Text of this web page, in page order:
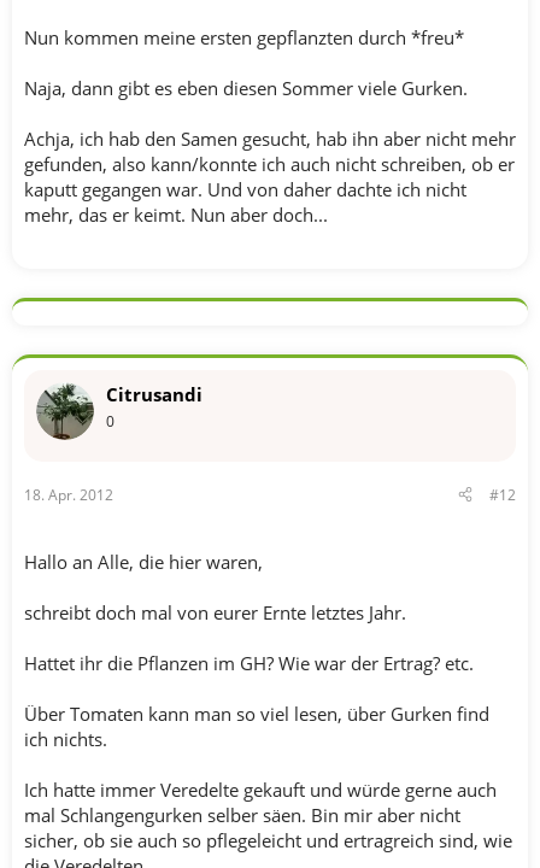
Nun kommen meine ersten gepflanzten durch *freu*
Naja, dann gibt es eben diesen Sommer viele Gurken.
Achja, ich hab den Samen gesucht, hab ihn aber nicht mehr
gefunden, also kann/konnte ich auch nicht schreiben, ob er
kaputt gegangen war. Und von daher dachte ich nicht
mehr, das er keimt. Nun aber doch...
Citrusandi
0
18. Apr. 2012 #12
Hallo an Alle, die hier waren,
schreibt doch mal von eurer Ernte letztes Jahr.
Hattet ihr die Pflanzen im GH? Wie war der Ertrag? etc.
Über Tomaten kann man so viel lesen, über Gurken find
ich nichts.
Ich hatte immer Veredelte gekauft und würde gerne auch
mal Schlangengurken selber säen. Bin mir aber nicht
sicher, ob sie auch so pflegeleicht und ertragreich sind, wie